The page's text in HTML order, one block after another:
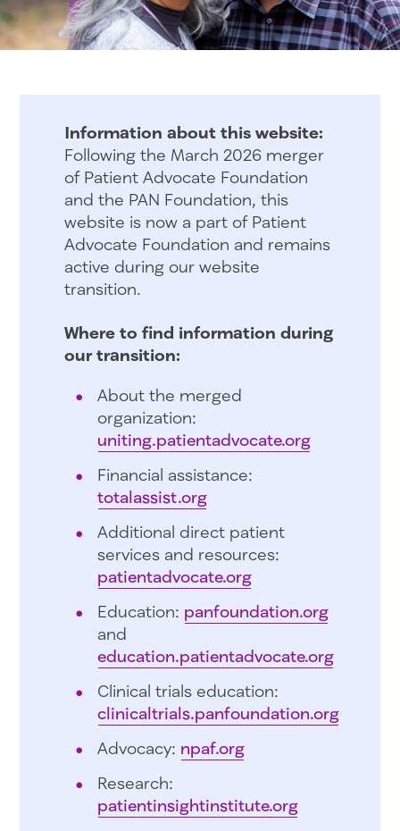
Information about this website:
Following the March 2026 merger
of Patient Advocate Foundation
and the PAN Foundation, this
website is now a part of Patient
Advocate Foundation and remains
active during our website
transition.
Where to find information during
our transition:
About the merged
organization:
uniting.patientadvocate.org
Financial assistance:
totalassist.org
Additional direct patient
services and resources:
patientadvocate.org
Education: panfoundation.org
and
education.patientadvocate.org
Clinical trials education:
clinicaltrials.panfoundation.org
Advocacy: npaf.org
Research:
patientinsightinstitute.org